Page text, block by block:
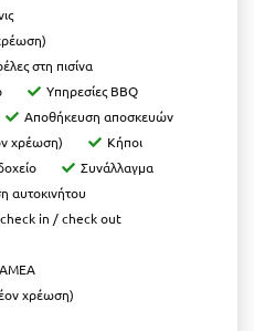
στη πισίνα
Υπηρεσίες BBQ
Αποθήκευση αποσκευών
χρέωση)
Κήποι
Συνάλλαγμα
αυτοκινήτου
in / check out
ΑΜΕΑ
χρέωση)